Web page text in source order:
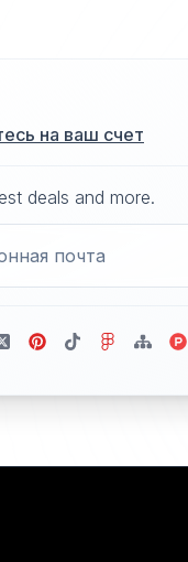
на ваш счет
deals and more.